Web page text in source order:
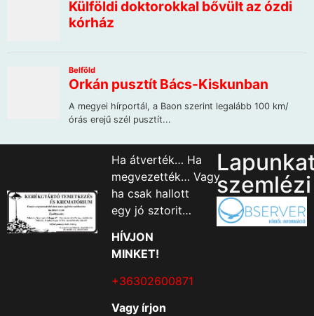
Ha átverték… Ha
megvezették… Vagy
ha csak hallott
egy jó sztorit…
HÍVJON
MINKET!
+36302600871
Vagy írjon
szemlézi